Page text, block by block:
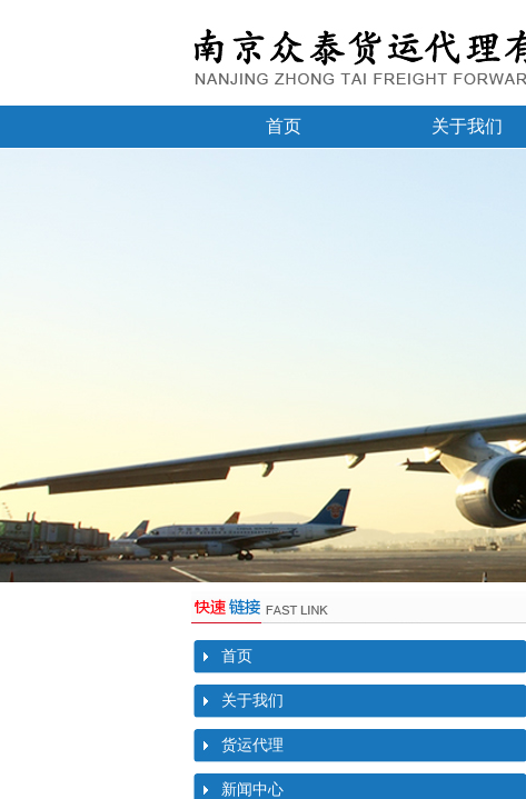
首页 关于我们
首页
关于我们
货运代理
新闻中心